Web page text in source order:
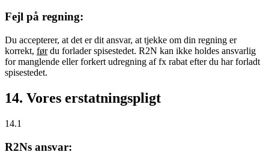
Fejl på regning:
Du accepterer, at det er dit ansvar, at tjekke om din regning er
korrekt, førdu forlader spisestedet. R2N kan ikke holdes ansvarlig
for manglende eller forkert udregning af fx rabat efter du har forladt
spisestedet.
14. Vores erstatningspligt
14.1
R2Ns ansvar: